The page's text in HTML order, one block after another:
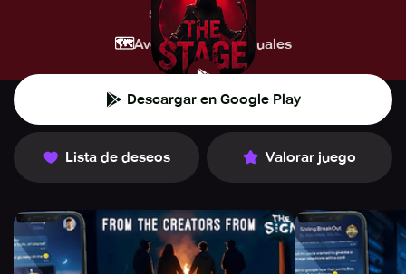
Spielwerk GmbH
🗺️Aventura 👾 Casuales
Descargar en Google Play
Lista de deseos Valorar juego